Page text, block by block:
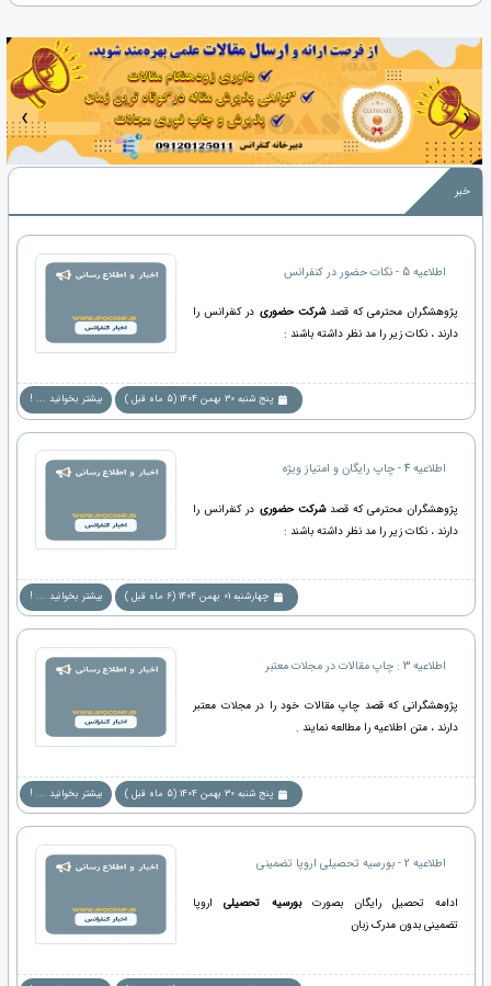
‹ ›
خبر
اطلاعیه 5 - نکات حضور در کنفرانس
پژوهشگران محترمی که قصدشرکت حضوری در کنفرانس را
دارند ، نکات زیر را مد نظر داشته باشند :
پنج شنبه 30 بهمن 1404 (5 ماه قبل ) بیشتر بخوانید ... !
اطلاعیه 4 - چاپ رایگان و امتیاز ویژه
پژوهشگران محترمی که قصدشرکت حضوری در کنفرانس را
دارند ، نکات زیر را مد نظر داشته باشند :
چهارشنبه 01 بهمن 1404 (6 ماه قبل ) بیشتر بخوانید ... !
اطلاعیه 3 : چاپ مقالات در مجلات معتبر
پژوهشگرانی که قصد چاپ مقالات خود را در مجلات معتبر
دارند ، متن اطلاعیه را مطالعه نمایند .
پنج شنبه 30 بهمن 1404 (5 ماه قبل ) بیشتر بخوانید ... !
اطلاعیه 2 - بورسیه تحصیلی اروپا تضمینی
ادامه تحصیل رایگان بصورتبورسیه تحصیلیاروپا
تضمینی بدون مدرک زبان